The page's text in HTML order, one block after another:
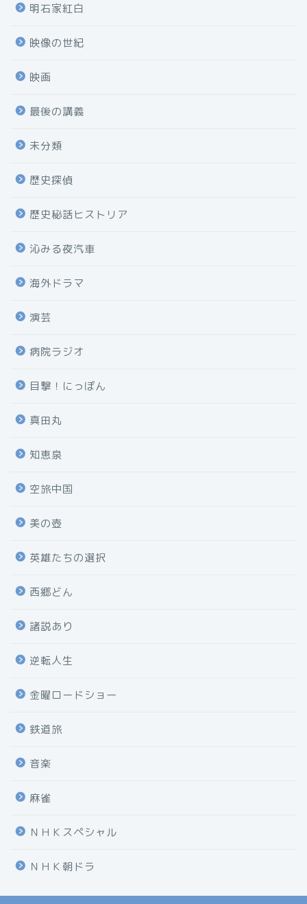
明石家紅白
映像の世紀
映画
最後の講義
未分類
歴史探偵
歴史秘話ヒストリア
沁みる夜汽車
海外ドラマ
演芸
病院ラジオ
目撃！にっぽん
真田丸
知恵泉
空旅中国
美の壺
英雄たちの選択
西郷どん
諸説あり
逆転人生
金曜ロードショー
鉄道旅
音楽
麻雀
ＮＨＫスペシャル
ＮＨＫ朝ドラ